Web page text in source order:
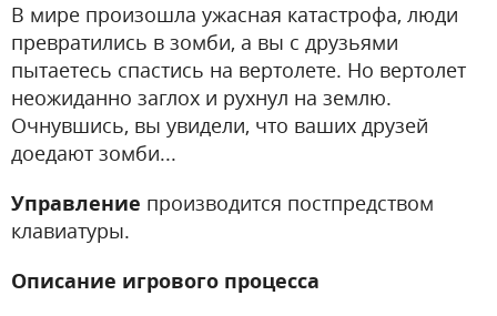
В мире произошла ужасная катастрофа, люди
превратились в зомби, а вы с друзьями
пытаетесь спастись на вертолете. Но вертолет
неожиданно заглох и рухнул на землю.
Очнувшись, вы увидели, что ваших друзей
доедают зомби...
Управление производится постпредством
клавиатуры.
Описание игрового процесса